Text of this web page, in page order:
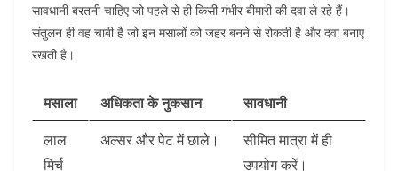
सावधानी बरतनी चाहिए जो पहले से ही किसी गंभीर बीमारी की दवा ले रहे हैं।
संतुलन ही वह चाबी है जो इन मसालों को जहर बनने से रोकती है और दवा बनाए
रखती है।
मसाला अधिकता के नुकसान
सावधानी
लाल
मिर्च
अल्सर और पेट में छाले।
सीमित मात्रा में ही
उपयोग करें।